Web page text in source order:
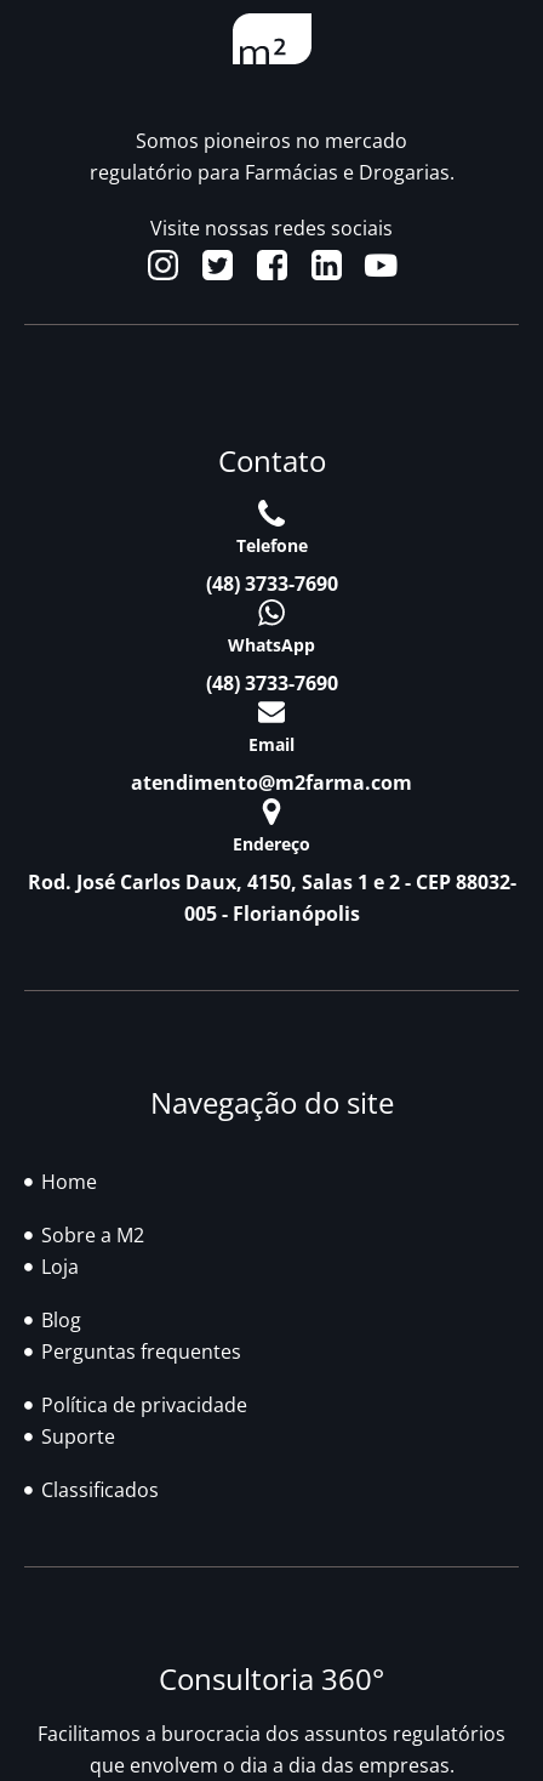
Somos pioneiros no mercado
regulatório para Farmácias e Drogarias.
Visite nossas redes sociais
Contato
Telefone
(48) 3733-7690
WhatsApp
(48) 3733-7690
Email
atendimento@m2farma.com
Endereço
Rod. José Carlos Daux, 4150, Salas 1 e 2 - CEP 88032-
005 - Florianópolis
Navegação do site
Home
Sobre a M2
Loja
Blog
Perguntas frequentes
Política de privacidade
Suporte
Classificados
Consultoria 360°
Facilitamos a burocracia dos assuntos regulatórios
que envolvem o dia a dia das empresas.